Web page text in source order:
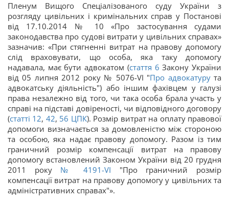
Пленум Вищого Спеціалізованого суду України з
розгляду цивільних і кримінальних справ у Постанові
від 17.10.2014 № 10 «Про застосування судами
законодавства про судові витрати у цивільних справах»
зазначив: «При стягненні витрат на правову допомогу
слід враховувати, що особа, яка таку допомогу
надавала, має бути адвокатом (стаття 6 Закону України
від 05 липня 2012 року № 5076-VI "Про адвокатурута
адвокатську діяльність") або іншим фахівцем у галузі
права незалежно від того, чи така особа брала участь у
справі на підставі довіреності, чи відповідного договору
(статті 12, 42, 56 ЦПК). Розмір витрат на оплату правової
допомоги визначається за домовленістю між стороною
та особою, яка надає правову допомогу. Разом із тим
граничний розмір компенсації витрат на правову
допомогу встановлений Законом України від 20 грудня
2011 року № 4191-VI "Про граничний розмір
компенсації витрат на правову допомогу у цивільних та
адміністративних справах"».